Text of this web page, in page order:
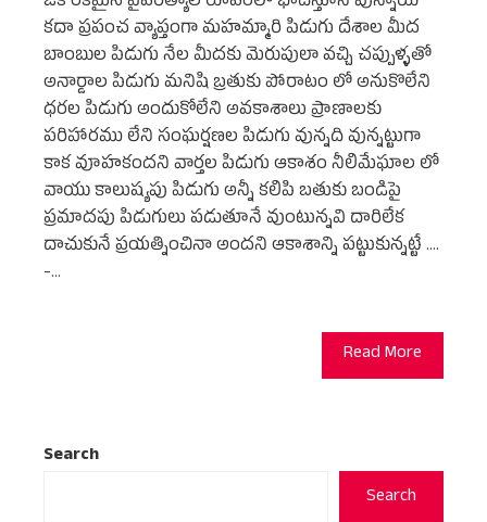
కదా ప్రపంచ వ్యాప్తంగా మహమ్మారి పిడుగు దేశాల మీద
బాంబుల పిడుగు నేల మీదకు మెరుపులా వచ్చి చప్పుళ్ళతో
అనార్డాల పిడుగు మనిషి బ్రతుకు పోరాటం లో అనుకొలేని
ధరల పిడుగు అందుకోలేని అవకాశాలు ప్రాణాలకు
పరిహారము లేని సంఘర్షణల పిడుగు వున్నది వున్నట్టుగా
కాక వూహకందని వార్తల పిడుగు ఆకాశం నీలిమేఘాల లో
వాయు కాలుష్యపు పిడుగు అన్నీ కలిపి బతుకు బండిపై
ప్రమాదపు పిడుగులు పడుతూనే వుంటున్నవి దారిలేక
దాచుకునే ప్రయత్నించినా అందని ఆకాశాన్ని పట్టుకున్నట్టే ....
-…
Read More
Search
Search